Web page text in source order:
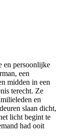
en persoonlijke
een
midden in een
terecht. Ze
en
slaan dicht,
licht begint te
had ooit